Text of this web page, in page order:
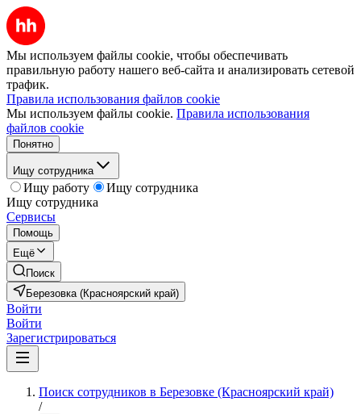
Мы используем файлы cookie, чтобы обеспечивать
правильную работу нашего веб-сайта и анализировать сетевой
трафик.
Правила использования файлов cookie
Мы используем файлы cookie. Правила использования
файлов cookie
Понятно
Ищу сотрудника
Ищу работу
Ищу сотрудника
Ищу сотрудника
Сервисы
Помощь
Ещё
Поиск
Березовка (Красноярский край)
Войти
Войти
Зарегистрироваться
Поиск сотрудников в Березовке (Красноярский край)
/